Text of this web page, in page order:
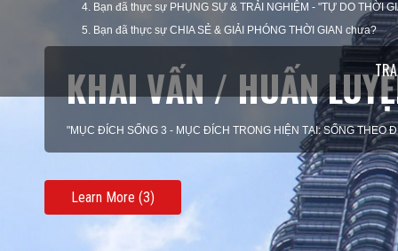
4. Bạn đã thực sự PHỤNG SỰ & TRẢI NGHIỆM - "TỰ DO THỜI
5. Bạn đã thực sự CHIA SẺ & GIẢI PHÓNG THỜI GIAN chưa?
CỐ VẤN / THÀNH VIÊN
"MỤC ĐÍCH SỐNG 4 - MỤC ĐÍCH TRONG KHOẢNH KHẮC HIỆN
Learn More (4)